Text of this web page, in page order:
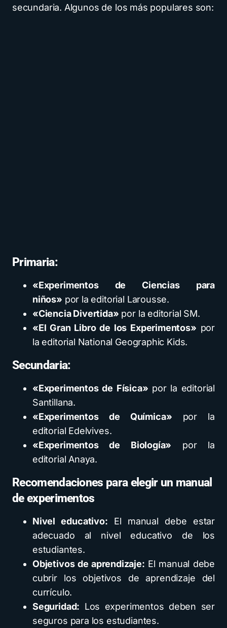
secundaria. Algunos de los más populares son:
Primaria:
«Experimentos de Ciencias para
niños» por la editorial Larousse.
«Ciencia Divertida» por la editorial SM.
«El Gran Libro de los Experimentos» por
la editorial National Geographic Kids.
Secundaria:
«Experimentos de Física» por la editorial
Santillana.
«Experimentos de Química» por la
editorial Edelvives.
«Experimentos de Biología» por la
editorial Anaya.
Recomendaciones para elegir un manual
de experimentos
Nivel educativo: El manual debe estar
adecuado al nivel educativo de los
estudiantes.
Objetivos de aprendizaje: El manual debe
cubrir los objetivos de aprendizaje del
currículo.
Seguridad: Los experimentos deben ser
seguros para los estudiantes.